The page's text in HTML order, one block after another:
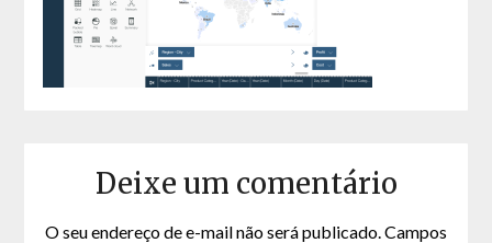
Deixe um comentário
O seu endereço de e-mail não será publicado. Campos